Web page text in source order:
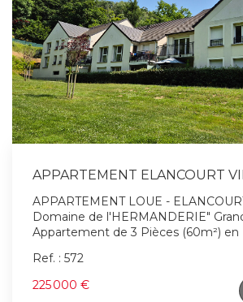
APPARTEMENT LOUE -
Domaine de l'HERMANDERIE" Grand standing 2015.
Appartement de 3 Pièces (60m²) en
de parking dont une couverte. Résidence privée .
Chauffage Gaz individuelle. Appartement loué :
échéance du bail : 30/09/2027
Ref. : 572
225 000 €